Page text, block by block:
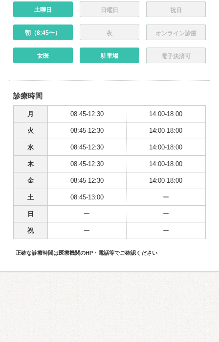
土曜日 日曜日 祝日
朝（8:45〜） 夜 オンライン診療
女医 駐車場 電子決済可
診療時間
月 08:45-12:30 14:00-18:00
火 08:45-12:30 14:00-18:00
水 08:45-12:30 14:00-18:00
木 08:45-12:30 14:00-18:00
金 08:45-12:30 14:00-18:00
土 08:45-13:00 ー
日 ー ー
祝 ー ー
正確な診療時間は医療機関のHP・電話等でご確認ください